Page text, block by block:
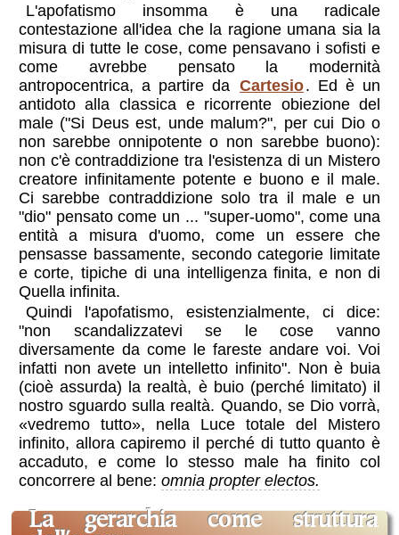
L'apofatismo insomma è una radicale
contestazione all'idea che la ragione umana sia la
misura di tutte le cose, come pensavano i sofisti e
come avrebbe pensato la modernità
antropocentrica, a partire da Cartesio. Ed è un
antidoto alla classica e ricorrente obiezione del
male ("Si Deus est, unde malum?", per cui Dio o
non sarebbe onnipotente o non sarebbe buono):
non c'è contraddizione tra l'esistenza di un Mistero
creatore infinitamente potente e buono e il male.
Ci sarebbe contraddizione solo tra il male e un
"dio" pensato come un ... "super-uomo", come una
entità a misura d'uomo, come un essere che
pensasse bassamente, secondo categorie limitate
e corte, tipiche di una intelligenza finita, e non di
Quella infinita.
Quindi l'apofatismo, esistenzialmente, ci dice:
"non scandalizzatevi se le cose vanno
diversamente da come le fareste andare voi. Voi
infatti non avete un intelletto infinito". Non è buia
(cioè assurda) la realtà, è buio (perché limitato) il
nostro sguardo sulla realtà. Quando, se Dio vorrà,
vedremo tutto , nella Luce totale del Mistero
infinito, allora capiremo il perché di tutto quanto è
accaduto, e come lo stesso male ha finito col
concorrere al bene: omnia propter electos.
la gerarchia come struttura